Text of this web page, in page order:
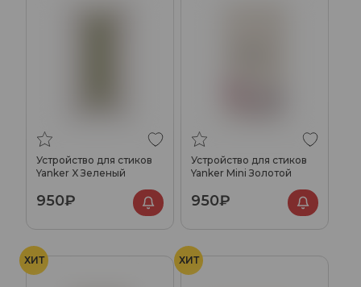
Устройство для стиков
Yanker X Зеленый
950₽
Устройство для стиков
Yanker Mini Золотой
950₽
ХИТ ХИТ